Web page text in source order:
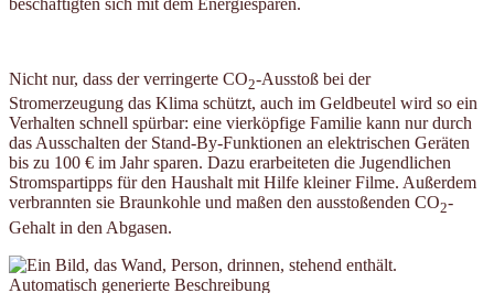
beschäftigten sich mit dem Energiesparen.
Nicht nur, dass der verringerte CO2-Ausstoß bei der
Stromerzeugung das Klima schützt, auch im Geldbeutel wird so ein
Verhalten schnell spürbar: eine vierköpfige Familie kann nur durch
das Ausschalten der Stand-By-Funktionen an elektrischen Geräten
bis zu 100 € im Jahr sparen. Dazu erarbeiteten die Jugendlichen
Stromspartipps für den Haushalt mit Hilfe kleiner Filme. Außerdem
verbrannten sie Braunkohle und maßen den ausstoßenden CO2-
Gehalt in den Abgasen.